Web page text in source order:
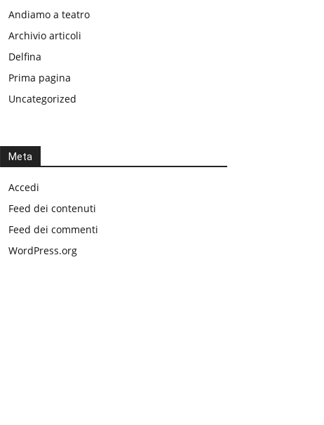
Andiamo a teatro
Archivio articoli
Delfina
Prima pagina
Uncategorized
Meta
Accedi
Feed dei contenuti
Feed dei commenti
WordPress.org